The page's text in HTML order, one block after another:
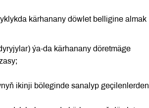
kärhanany döwlet belligine almak
ýa-da kärhanany döretmäge
ikinji böleginde sanalyp geçilenlerden